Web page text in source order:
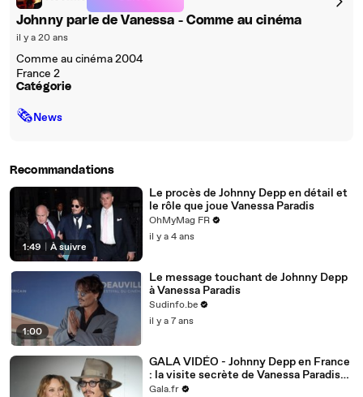
Johnny parle de Vanessa - Comme au cinéma
il y a 20 ans
Comme au cinéma 2004
France 2
Catégorie
🗞News
Recommandations
1:49 À suivre
Le procès de Johnny Depp en détail et
le rôle que joue Vanessa Paradis
OhMyMag FR
il y a 4 ans
1:00
Le message touchant de Johnny Depp
à Vanessa Paradis
Sudinfo.be
il y a 7 ans
GALA VIDÉO - Johnny Depp en France
: la visite secrète de Vanessa Paradis
sur le tournage de son prochain film
Gala.fr